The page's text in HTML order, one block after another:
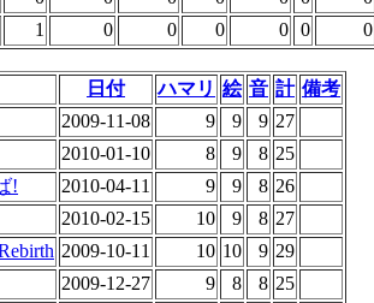
1 0 0 0 0 0 0
日付 ハマリ 絵 音 計 備考
2009-11-08 9 9 9 27
2010-01-10 8 9 8 25
! 2010-04-11 9 9 8 26
2010-02-15 10 9 8 27
2009-10-11 10 10 9 29
2009-12-27 9 8 8 25